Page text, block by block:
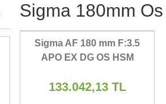
Sigma 180mm Os
Sigma AF 180 mm F:3.5
APO EX DG OS HSM
133.042,13 TL